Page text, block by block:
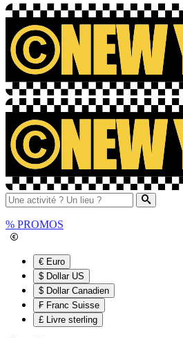
% PROMOS
€ Euro
$ Dollar US
$ Dollar Canadien
₣ Franc Suisse
£ Livre sterling